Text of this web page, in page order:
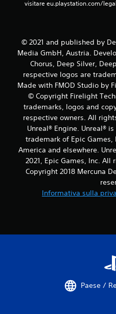
visitare eu.playstation.com/
© 2021 and published by
Media GmbH, Austria.
Chorus, Deep Silver,
respective logos are
Made with FMOD Studio by
© Copyright Firelight
trademarks, logos and
respective owners. All
Unreal® Engine. Unreal®
trademark of Epic
America and elsewhere.
2021, Epic Games, Inc.
Copyright 2018 Mercuna
Informativa sulla
Paese /